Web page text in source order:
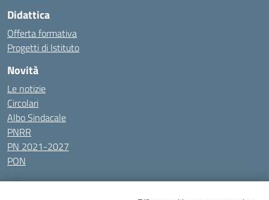
Didattica
Offerta formativa
Progetti di Istituto
Novità
Le notizie
Circolari
Albo Sindacale
PNRR
PN 2021-2027
PON
Tutti gli argomenti